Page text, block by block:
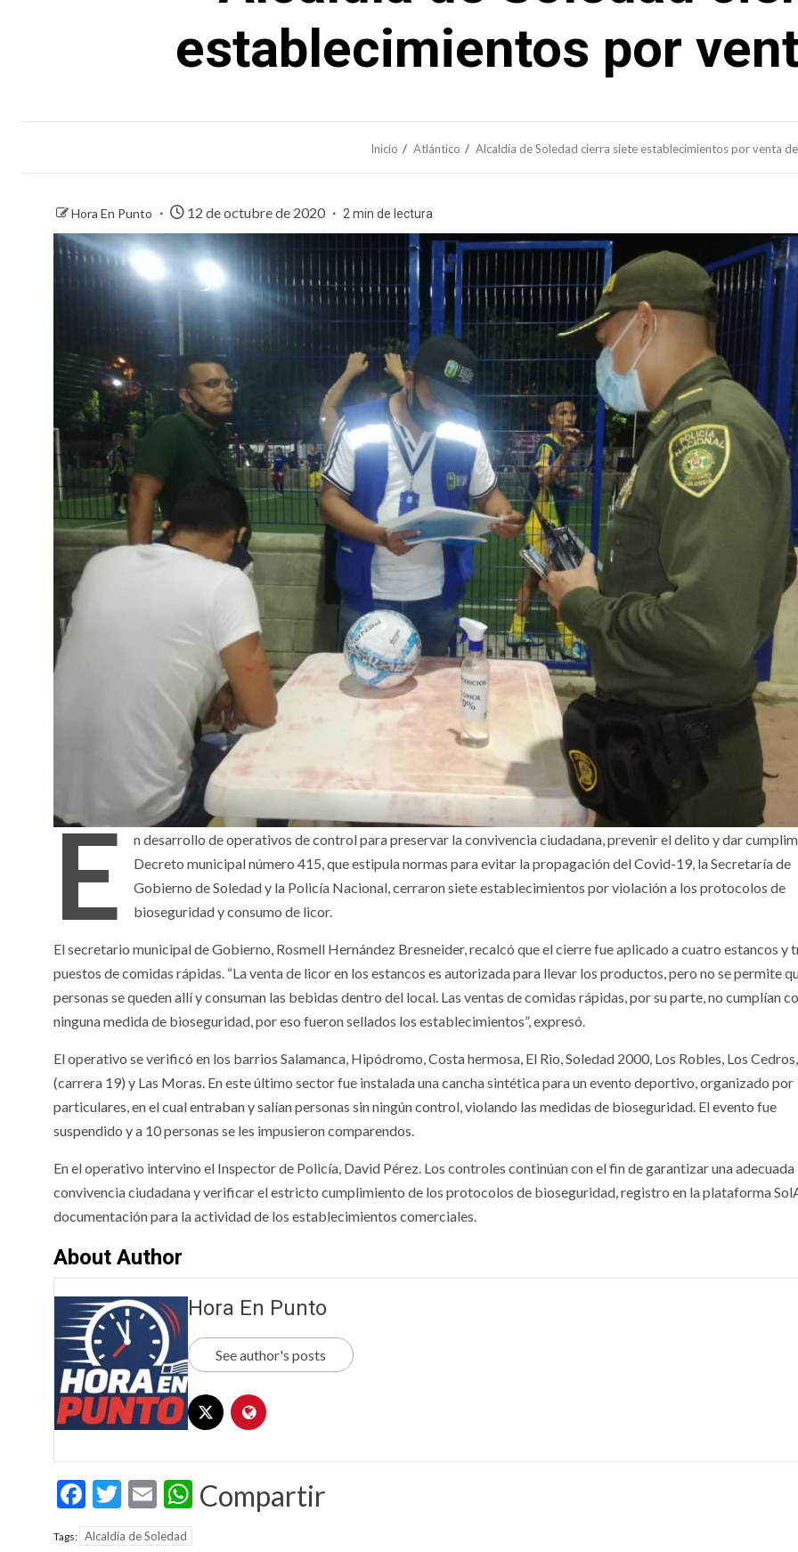
establecimientos por
Inicio Atlántico Alcaldía de Soledad cierra siete establecimientos por venta
Hora En Punto 12 de octubre de 2020 2 min de lectura
E
n desarrollo de operativos de control para preservar la convivencia ciudadana, prevenir el delito y dar
Decreto municipal número 415, que estipula normas para evitar la propagación del Covid-19, la Secretaría de
Gobierno de Soledad y la Policía Nacional, cerraron siete establecimientos por violación a los protocolos de
bioseguridad y consumo de licor.
El secretario municipal de Gobierno, Rosmell Hernández Bresneider, recalcó que el cierre fue aplicado a cuatro estancos y
puestos de comidas rápidas. “La venta de licor en los estancos es autorizada para llevar los productos, pero no se permite
personas se queden allí y consuman las bebidas dentro del local. Las ventas de comidas rápidas, por su parte, no cumplían
ninguna medida de bioseguridad, por eso fueron sellados los establecimientos”, expresó.
El operativo se verificó en los barrios Salamanca, Hipódromo, Costa hermosa, El Rio, Soledad 2000, Los Robles, Los
(carrera 19) y Las Moras. En este último sector fue instalada una cancha sintética para un evento deportivo, organizado por
particulares, en el cual entraban y salían personas sin ningún control, violando las medidas de bioseguridad. El evento fue
suspendido y a 10 personas se les impusieron comparendos.
En el operativo intervino el Inspector de Policía, David Pérez. Los controles continúan con el fin de garantizar una adecuada
convivencia ciudadana y verificar el estricto cumplimiento de los protocolos de bioseguridad, registro en la plataforma
documentación para la actividad de los establecimientos comerciales.
About Author
Hora En Punto
See author's posts
Facebook
Twitter
EmailWhatsApp
Compartir
Tags: Alcaldía de Soledad